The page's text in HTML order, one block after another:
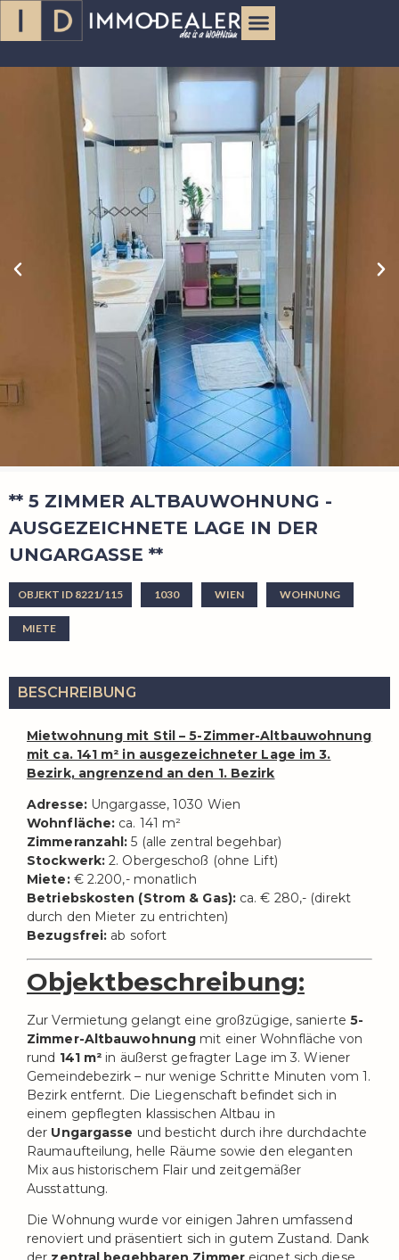
** 5 ZIMMER ALTBAUWOHNUNG -
AUSGEZEICHNETE LAGE IN DER
UNGARGASSE **
OBJEKT ID 8221/115 1030 WIEN WOHNUNG
MIETE
BESCHREIBUNG
Mietwohnung mit Stil – 5-Zimmer-Altbauwohnung
mit ca. 141 m² in ausgezeichneter Lage im 3.
Bezirk, angrenzend an den 1. Bezirk
Adresse:Ungargasse, 1030 Wien
Wohnfläche: ca. 141 m²
Zimmeranzahl: 5 (alle zentral begehbar)
Stockwerk: 2. Obergeschoß (ohne Lift)
Miete:€ 2.200,- monatlich
Betriebskosten (Strom & Gas):ca. € 280,- (direkt
durch den Mieter zu entrichten)
Bezugsfrei: ab sofort
Objektbeschreibung:
Zur Vermietung gelangt eine großzügige, sanierte 5-
Zimmer-Altbauwohnung mit einer Wohnfläche von
rund 141 m² in äußerst gefragter Lage im 3. Wiener
Gemeindebezirk – nur wenige Schritte Minuten vom 1.
Bezirk entfernt. Die Liegenschaft befindet sich in
einem gepflegten klassischen Altbau in
der Ungargasse und besticht durch ihre durchdachte
Raumaufteilung, helle Räume sowie den eleganten
Mix aus historischem Flair und zeitgemäßer
Ausstattung.
Die Wohnung wurde vor einigen Jahren umfassend
renoviert und präsentiert sich in gutem Zustand. Dank